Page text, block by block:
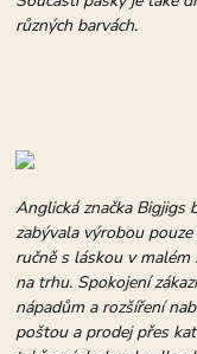
různých barvách.
Anglická značka Bigjigs
zabývala výrobou
ručně s láskou v
na trhu. Spokojení
nápadům a rozšíření
poštou a prodej přes